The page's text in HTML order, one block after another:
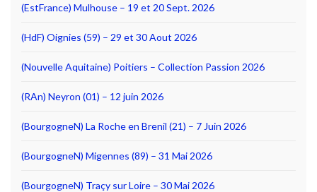
(EstFrance) Mulhouse – 19 et 20 Sept. 2026
(HdF) Oignies (59) – 29 et 30 Aout 2026
(Nouvelle Aquitaine) Poitiers – Collection Passion 2026
(RAn) Neyron (01) – 12 juin 2026
(BourgogneN) La Roche en Brenil (21) – 7 Juin 2026
(BourgogneN) Migennes (89) – 31 Mai 2026
(BourgogneN) Traçy sur Loire – 30 Mai 2026